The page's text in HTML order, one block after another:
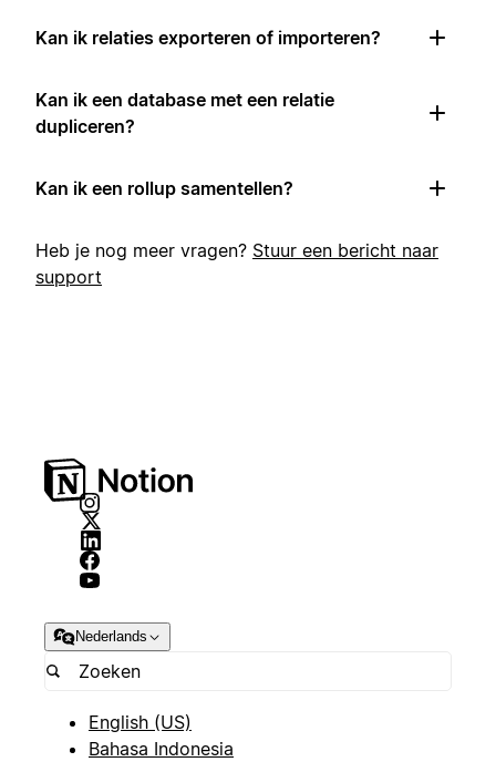
Kan ik relaties exporteren of importeren?
Kan ik een database met een relatie
dupliceren?
Kan ik een rollup samentellen?
Heb je nog meer vragen? Stuur een bericht naar
support
Nederlands
English (US)
Bahasa Indonesia